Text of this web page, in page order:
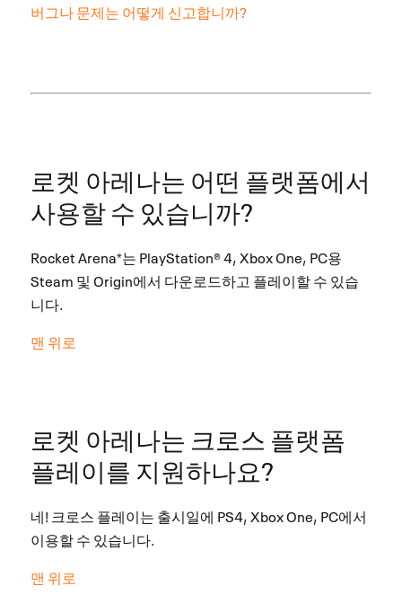
버그나 문제는 어떻게 신고합니까?
로켓 아레나는 어떤 플랫폼에서
사용할 수 있습니까?
Rocket Arena*는 PlayStation® 4, Xbox One, PC용
Steam 및 Origin에서 다운로드하고 플레이할 수 있습
니다.
맨 위로
로켓 아레나는 크로스 플랫폼
플레이를 지원하나요?
네! 크로스 플레이는 출시일에 PS4, Xbox One, PC에서
이용할 수 있습니다.
맨 위로